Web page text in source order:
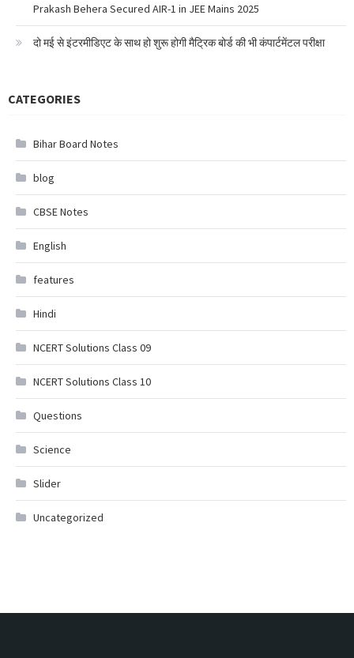
Prakash Behera Secured AIR-1 in JEE Mains 2025
दो मई से इंटरमीडिएट के साथ हो शुरू होगी मैट्रिक बोर्ड की भी कंपार्टमेंटल परीक्षा
CATEGORIES
Bihar Board Notes
blog
CBSE Notes
English
features
Hindi
NCERT Solutions Class 09
NCERT Solutions Class 10
Questions
Science
Slider
Uncategorized